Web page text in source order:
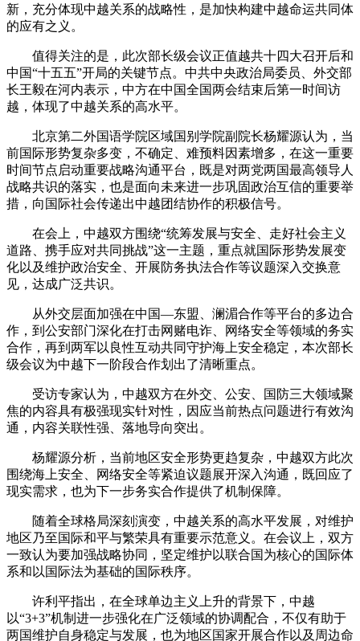
新，充分体现中越关系的战略性，是加快构建中越命运共同体
的应有之义。
值得关注的是，此次部长级会议正值越共十四大召开后和
中国“十五五”开局的关键节点。中共中央政治局委员、外交部
长王毅在河内表示，中方在中国全国两会结束后第一时间访
越，体现了中越关系的高水平。
北京第二外国语学院区域国别学院副院长杨耀源认为，当
前国际形势复杂多变，不确定、难预料因素增多，在这一重要
时间节点启动重要战略沟通平台，既是对两党两国最高领导人
战略共识的落实，也是面向未来进一步巩固政治互信的重要举
措，向国际社会传递出中越团结协作的积极信号。
在会上，中越双方围绕“统筹发展与安全、走好社会主义
道路、携手应对共同挑战”这一主题，重点就国际形势发展变
化以及维护政治安全、开展防务执法合作等议题深入交换意
见，达成广泛共识。
从外交层面加强在中国—东盟、澜湄合作等平台的多边合
作，到公安部门深化在打击网赌电诈、网络安全等领域的务实
合作，再到两军以良性互动共同守护海上安全稳定，本次部长
级会议为中越下一阶段合作划出了清晰重点。
受访专家认为，中越双方在外交、公安、国防三大领域聚
焦的内容具有极强现实针对性，因应当前热点问题进行有效沟
通，内容关联性强、落地导向突出。
杨耀源分析，当前地区安全形势更趋复杂，中越双方此次
围绕海上安全、网络安全等紧迫议题展开深入沟通，既回应了
现实需求，也为下一步务实合作提供了机制保障。
随着全球格局深刻演变，中越关系的高水平发展，对维护
地区乃至国际和平与繁荣具有重要示范意义。在会议上，双方
一致认为要加强战略协同，坚定维护以联合国为核心的国际体
系和以国际法为基础的国际秩序。
许利平指出，在全球单边主义上升的背景下，中越
以“3+3”机制进一步强化在广泛领域的协调配合，不仅有助于
两国维护自身稳定与发展，也为地区国家开展合作以及周边命